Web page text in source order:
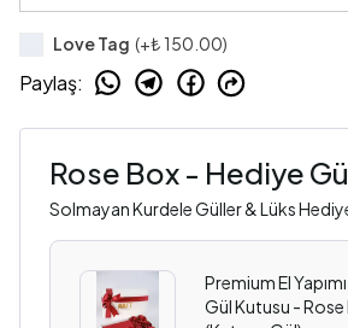
Love Tag (+₺ 150.00)
Paylaş:
Rose Box - Hediye
Solmayan Kurdele Güller & Lüks
Premium El
Gül Kutusu -